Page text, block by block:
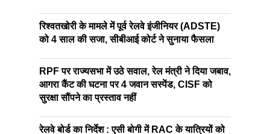
रिश्वतखोरी के मामले में पूर्व रेलवे इंजीनियर (ADSTE)
को 4 साल की सजा, सीबीआई कोर्ट ने सुनाया फैसला
RPF पर राज्यसभा में उठे सवाल, रेल मंत्री ने दिया जबाव,
आगरा कैंट की घटना पर 4 जवान सस्पेंड, CISF को
सुरक्षा सौंपने का प्रस्ताव नहीं
रेलवे बोर्ड का निर्देश : एसी बोगी में RAC के यात्रियों को